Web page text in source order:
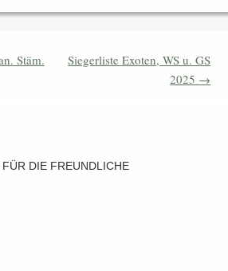
Stäm.
Siegerliste Exoten, WS u. GS
2025 →
DIE FREUNDLICHE